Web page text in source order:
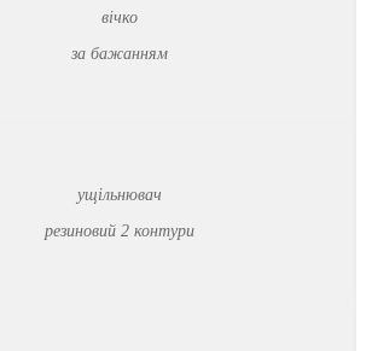
вічко
за бажанням
ущільнювач
резиновий 2 контури